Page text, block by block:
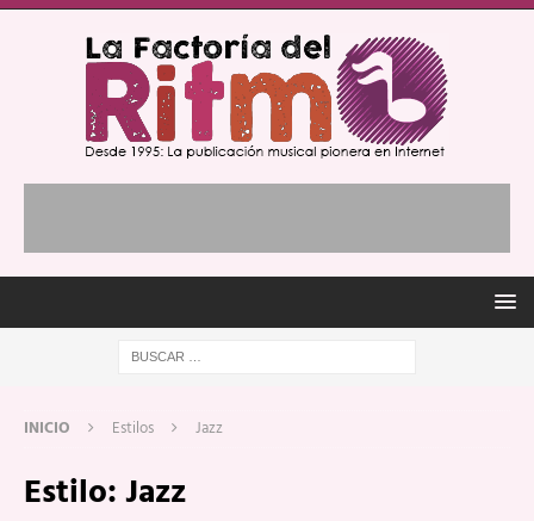
INICIO Estilos Jazz
Estilo:Jazz